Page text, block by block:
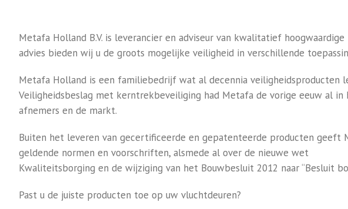
Metafa Holland B.V. is leverancier en adviseur van kwalitatief
advies bieden wij u de groots mogelijke veiligheid in verschillende
Metafa Holland is een familiebedrijf wat al decennia veiligheidsproducten
Veiligheidsbeslag met kerntrekbeveiliging had Metafa de vorige eeuw al
afnemers en de markt.
Buiten het leveren van gecertificeerde en gepatenteerde producten geeft
geldende normen en voorschriften, alsmede al over de nieuwe wet
Kwaliteitsborging en de wijziging van het Bouwbesluit 2012 naar “Besluit
Past u de juiste producten toe op uw vluchtdeuren?